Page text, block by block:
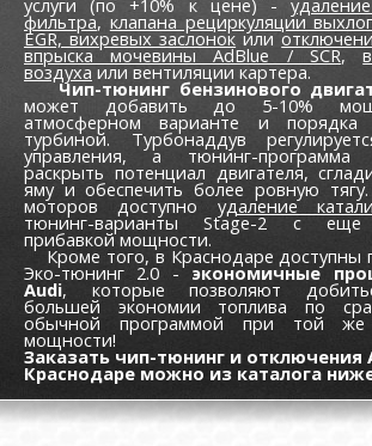
услуги (по +10% к цене) -
фильтра, клапана рециркуляции
EGR,вихревых заслонокили
впрыска мочевины AdBlue / SCR,
воздухаили вентиляции картера.
Чип-тюнинг бензинового
может добавить до 5-10%
атмосферном варианте и
турбиной. Турбонаддув
управления, а тюнинг-программа
раскрыть потенциал двигателя,
яму и обеспечить более ровную
моторов доступно удаление
тюнинг-варианты Stage-2 с еще
прибавкой мощности.
Кроме того, в Краснодаре доступны
Эко-тюнинг 2.0 - экономичные
Audi, которые позволяют
большей экономии топлива по
обычной программой при той же
мощности!
Заказать чип-тюнинг и отключения
Краснодаре можно из каталога